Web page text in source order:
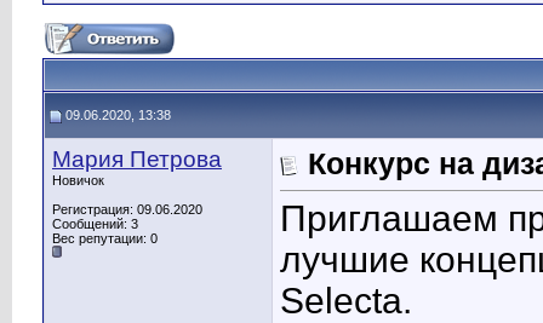
09.06.2020, 13:38
Мария Петрова
Новичок
Регистрация: 09.06.2020
Сообщений: 3
Вес репутации: 0
Конкурс на
Приглашаем
лучшие
Selecta.